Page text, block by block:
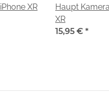
XR
Haupt
XR
15,95 € *